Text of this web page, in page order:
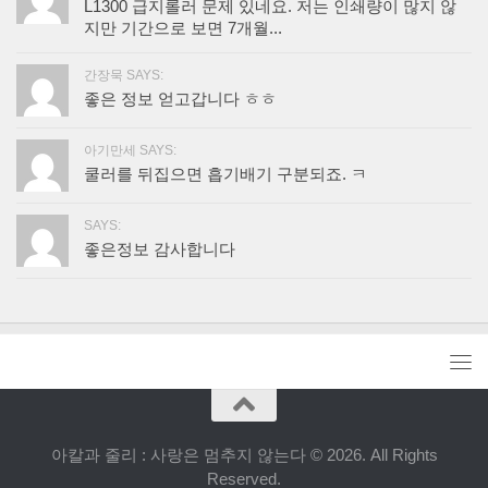
L1300 급지롤러 문제 있네요. 저는 인쇄량이 많지 않
지만 기간으로 보면 7개월...
간장묵 SAYS:
좋은 정보 얻고갑니다 ㅎㅎ
아기만세 SAYS:
쿨러를 뒤집으면 흡기배기 구분되죠. ㅋ
SAYS:
좋은정보 감사합니다
아칼과 줄리 : 사랑은 멈추지 않는다 © 2026. All Rights
Reserved.